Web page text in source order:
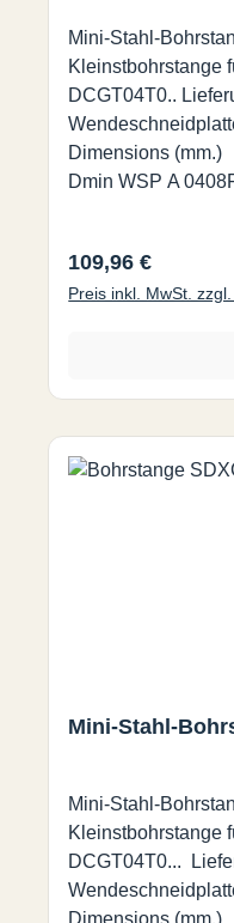
Mini-Stahl-
Kleinstbohrstange
DCGT04T0..
Wendeschneidplatten.
Dimensions (mm.) Bestell-Nr.
Dmin WSP A 0408F SDUCR/L 04 8 80 15 3
Regulärer Preis:
109,96 €
Preis inkl. MwSt.
Mini-Stahl-
Mini-Stahl-
Kleinstbohrstange
DCGT04T0...
Wendeschneidplatten.
Dimensions (mm.) Bestell-Nr.